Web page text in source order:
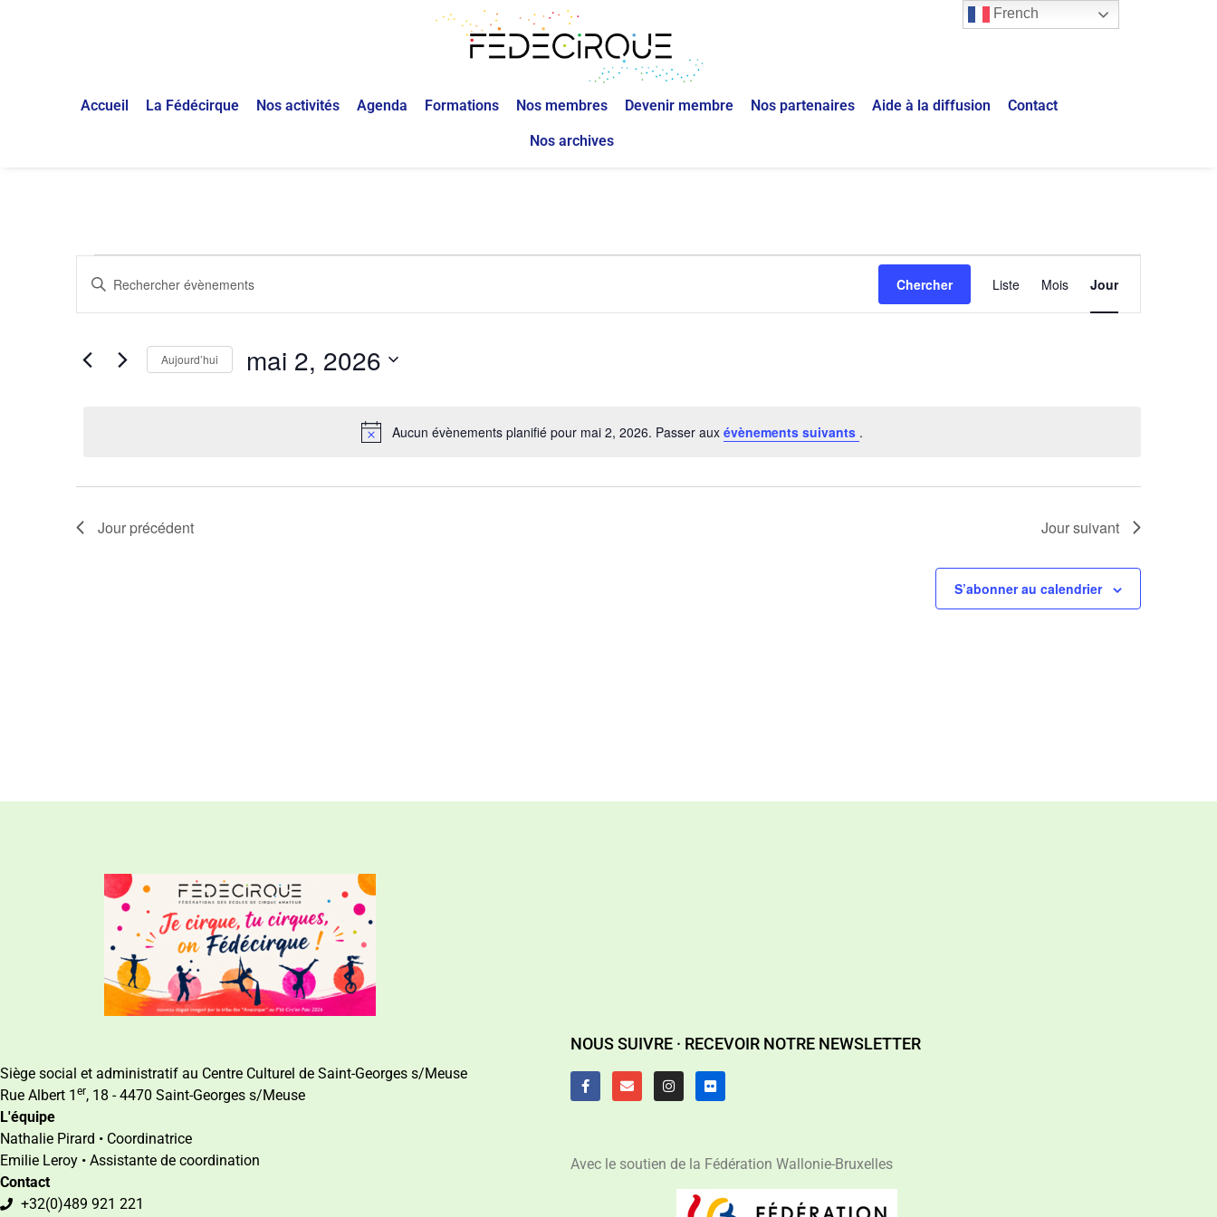
Accueil La Fédécirque Nos activités Agenda Formations Nos membres Devenir membre Nos partenaires Aide à la diffusion Contact
Nos archives
Notice
Aucun évènements planifié pour mai 2, 2026. Passer aux évènements suivants .
Recherche
et
navigation
de
Saisir
mot-
Rechercher
mot-
Chercher
de
Liste Mois Jour
Aujourd’hui mai 2, 2026
Jour précédent Jour suivant
S’abonner au calendrier
Siège social et administratif au Centre Culturel de Saint-Georges s/Meuse
Rue Albert 1 er, 18 - 4470 Saint-Georges s/Meuse
L'équipe
Nathalie Pirard • Coordinatrice
Emilie Leroy • Assistante de coordination
Contact
+32(0)489 921 221
NOUS SUIVRE · RECEVOIR NOTRE NEWSLETTER
Avec le soutien de la Fédération Wallonie-Bruxelles
French